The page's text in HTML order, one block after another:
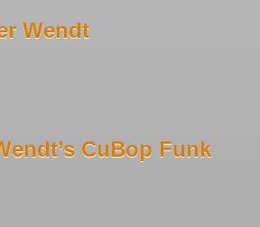
Wendt
CuBop Funk